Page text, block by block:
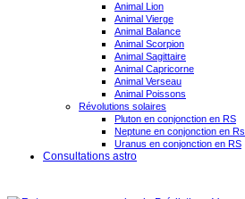
Animal Lion
Animal Vierge
Animal Balance
Animal Scorpion
Animal Sagittaire
Animal Capricorne
Animal Verseau
Animal Poissons
Révolutions solaires
Pluton en conjonction en RS
Neptune en conjonction en Rs
Uranus en conjonction en RS
Consultations astro